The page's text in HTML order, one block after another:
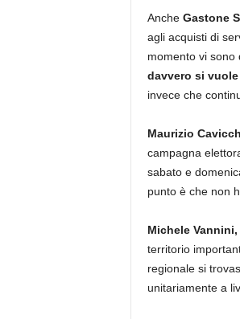
Anche Gastone
agli acquisti di
momento vi sono
davvero si
invece che
Maurizio
campagna
sabato e
punto è che non
Michele
territorio
regionale si
unitariamente a